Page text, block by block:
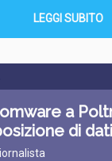
LEGGI SUBITO
a
di